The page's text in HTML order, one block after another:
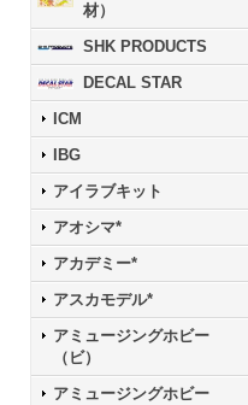
材）
SHK PRODUCTS
DECAL STAR
ICM
IBG
アイラブキット
アオシマ*
アカデミー*
アスカモデル*
アミュージングホビー
（ビ）
アミュージングホビー